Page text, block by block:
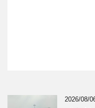
2026/08/